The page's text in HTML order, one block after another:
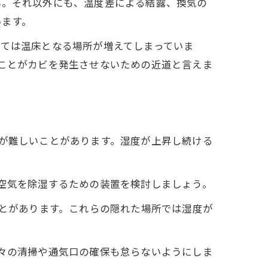
す。
は温床となる場所が増えてしまっていま
がカビを発生させないための近道と言えま
しいことがあります。湿度が上昇し続ける
を除湿するための装置を検討しましょう。
があります。これらの隠れた場所では湿度が
清掃や通気口の確保も怠らないようにしま